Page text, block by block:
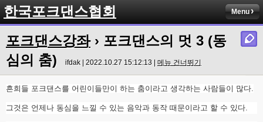
한국포크댄스협회 Menu
포크댄스강좌› 포크댄스의 멋 3 (동
심의 춤)
ifdak | 2022.10.27 15:12:13 | 메뉴 건너뛰기
흔희들 포크댄스를 어린이들만이 하는 춤이라고 생각하는 사람들이 많다.
그것은 언제나 동심을 느낄 수 있는 음악과 동작 때문이라고 할 수 있다.